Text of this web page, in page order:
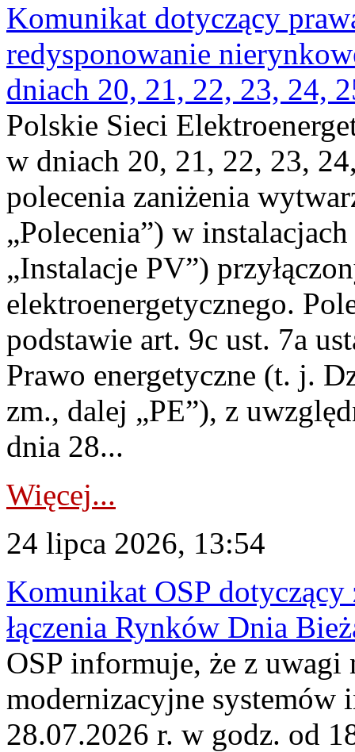
Komunikat dotyczący
redysponowanie
dniach 20, 21, 22, 23, 24,
Polskie Sieci
w dniach 20, 21, 22, 23,
polecenia zaniżenia
„Polecenia”) w
„Instalacje PV”)
elektroenergetycznego.
podstawie art. 9c ust. 7a
Prawo energetyczne (t. j.
zm., dalej „PE”), z
dnia 28...
Więcej...
24 lipca 2026, 13:54
Komunikat OSP dotyczący
łączenia Rynków Dnia
OSP informuje, że z uwagi
modernizacyjne
28.07.2026 r. w godz. od